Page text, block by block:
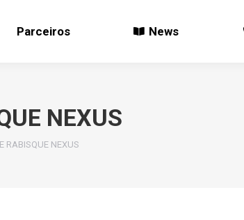
Parceiros News
NEXUS
RABISQUE NEXUS